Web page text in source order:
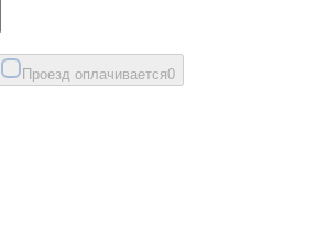
Проезд оплачивается0